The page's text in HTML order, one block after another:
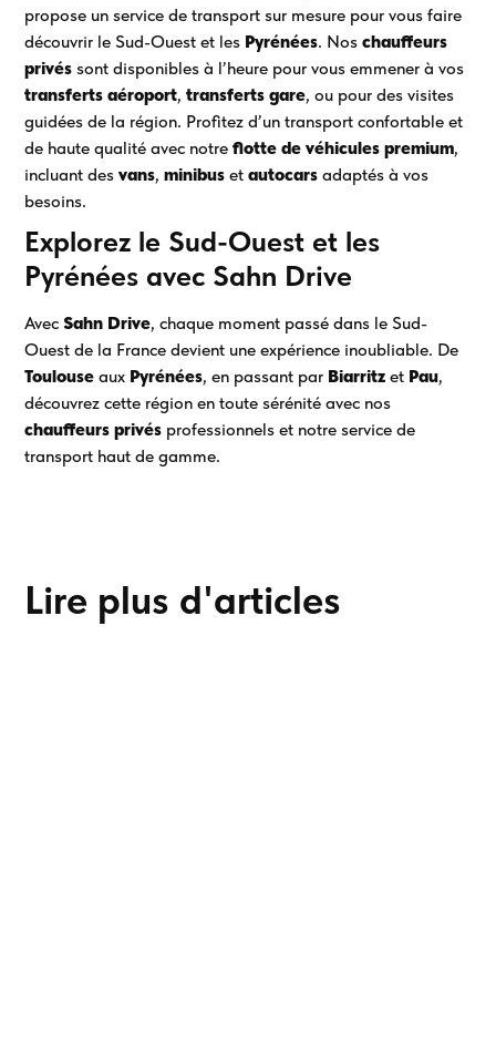
propose un service de transport sur mesure pour vous faire
découvrir le Sud-Ouest et les Pyrénées. Noschauffeurs
privés sont disponibles à l’heure pour vous emmener à vos
transferts aéroport,transferts gare, ou pour des visites
guidées de la région. Profitez d’un transport confortable et
de haute qualité avec notreflotte de véhicules premium,
incluant desvans,minibus etautocars adaptés à vos
besoins.
Explorez le Sud-Ouest et les
Pyrénées avec Sahn Drive
AvecSahn Drive, chaque moment passé dans le Sud-
Ouest de la France devient une expérience inoubliable. De
Toulouse aux Pyrénées, en passant par Biarritz et Pau,
découvrez cette région en toute sérénité avec nos
chauffeurs privés professionnels et notre service de
transport haut de gamme.
Lire plus d'articles